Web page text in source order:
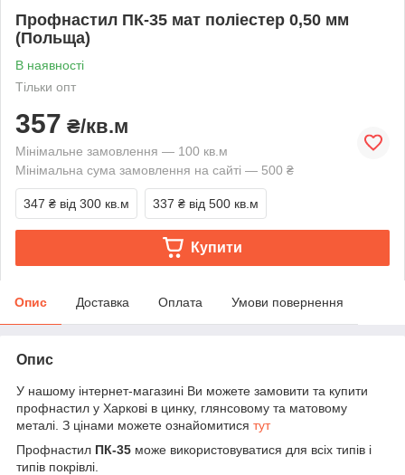
Профнастил ПК-35 мат поліестер 0,50 мм
(Польща)
В наявності
Тільки опт
357 ₴/кв.м
Мінімальне замовлення — 100 кв.м
Мінімальна сума замовлення на сайті — 500 ₴
347 ₴ від 300 кв.м 337 ₴ від 500 кв.м
Купити
Опис Доставка Оплата Умови повернення
Опис
У нашому інтернет-магазині Ви можете замовити та купити
профнастил у Харкові в цинку, глянсовому та матовому
металі. З цінами можете ознайомитися тут
Профнастил ПК-35 може використовуватися для всіх типів і
типів покрівлі.